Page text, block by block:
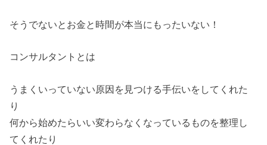
そうでないとお金と時間が本当にもったいない！
コンサルタントとは
うまくいっていない原因を見つける手伝いをしてくれた
り
何から始めたらいい変わらなくなっているものを整理し
てくれたり